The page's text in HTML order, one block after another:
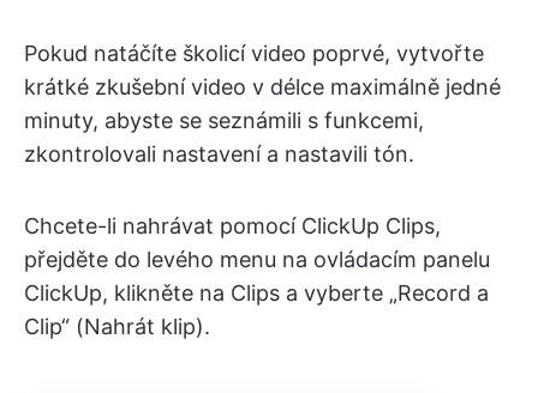
Pokud natáčíte školicí video poprvé, vytvořte
krátké zkušební video v délce maximálně jedné
minuty, abyste se seznámili s funkcemi,
zkontrolovali nastavení a nastavili tón.
Chcete-li nahrávat pomocí ClickUp Clips,
přejděte do levého menu na ovládacím panelu
ClickUp, klikněte na Clips a vyberte „Record a
Clip“ (Nahrát klip).